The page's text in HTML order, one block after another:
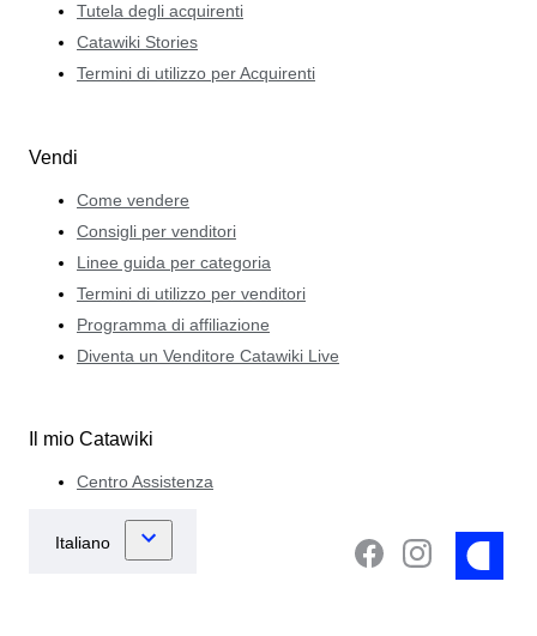
Tutela degli acquirenti
Catawiki Stories
Termini di utilizzo per Acquirenti
Vendi
Come vendere
Consigli per venditori
Linee guida per categoria
Termini di utilizzo per venditori
Programma di affiliazione
Diventa un Venditore Catawiki Live
Il mio Catawiki
Centro Assistenza